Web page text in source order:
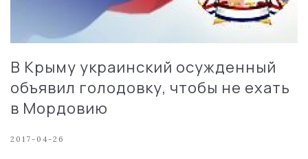
В Крыму украинский осужденный
объявил голодовку, чтобы не ехать
в Мордовию
2017-04-26